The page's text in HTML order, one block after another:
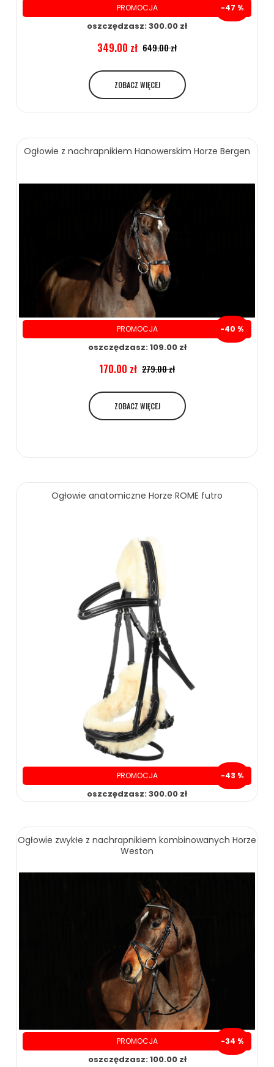
PROMOCJA -47 %
oszczędzasz: 300.00 zł
349.00 zł 649.00 zł
ZOBACZ WIĘCEJ
Ogłowie z nachrapnikiem Hanowerskim Horze Bergen
PROMOCJA -40 %
oszczędzasz: 109.00 zł
170.00 zł 279.00 zł
ZOBACZ WIĘCEJ
Ogłowie anatomiczne Horze ROME futro
PROMOCJA -43 %
oszczędzasz: 300.00 zł
ZOBACZ WIĘCEJ
Ogłowie zwykłe z nachrapnikiem kombinowanych Horze
Weston
PROMOCJA -34 %
oszczędzasz: 100.00 zł